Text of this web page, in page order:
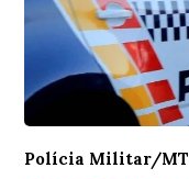
Polícia Militar/MT